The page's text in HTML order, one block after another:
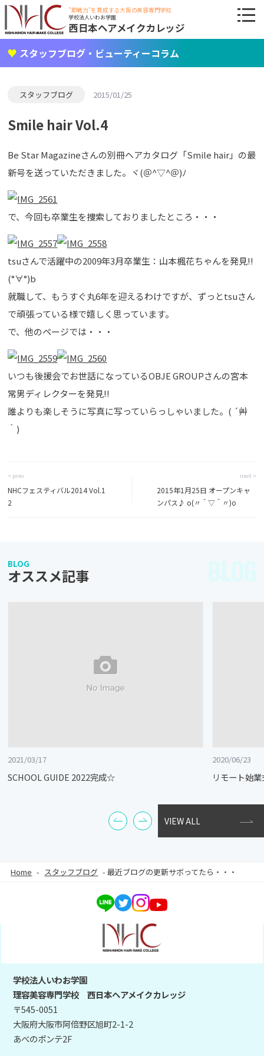
"即戦力"を育成する大阪の美容専門学校
学校法人いわお学園
西日本ヘアメイクカレッジ
スタッフブログ・ビューティーコラム
スタッフブログ 2015/01/25
Smile hair Vol.4
Be Star Magazineさんの別冊ヘアカタログ「Smile hair」の最
新号を送っていただきました。ヾ(＠^▽^＠)ﾉ
で、今回も卒業生を捜索しておりましたところ・・・
tsuさんで活躍中の2009年3月卒業生：山本楓花ちゃんを発見!!
(°∀°)b
就職して、もうすぐ丸6年を迎えるわけですが、ずっとtsuさん
で頑張っている様で嬉しく思っています。
で、他のページでは・・・
いつも後援会でお世話になっているOBJE GROUPさんの宮本
常男ディレクターを発見!!
誰よりも楽しそうに写真に写っていらっしゃいました。( ´艸
｀)
< prev
NHCフェスティバル2014 Vol.1
2
next >
2015年1月25日 オープンキャ
ンパス♪ o(〃＾▽＾〃)o
BLOG
オススメ記事
2021/03/17
SCHOOL GUIDE 2022完成☆
2020/06/23
リモート始
VIEW ALL
Home - スタッフブログ -最近ブログの更新サボってたら・・・
学校法人いわお学園
理容美容専門学校 西日本ヘアメイクカレッジ
〒545-0051
大阪府大阪市阿倍野区旭町2-1-2
あべのポンテ2F